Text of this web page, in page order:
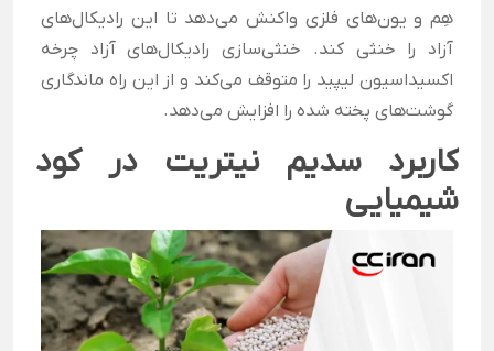
هِم و یون‌های فلزی واکنش می‌دهد تا این رادیکال‌های
آزاد را خنثی کند. خنثی‌سازی رادیکال‌های آزاد چرخه
اکسیداسیون لیپید را متوقف می‌کند و از این راه ماندگاری
گوشت‌های پخته شده را افزایش می‌دهد.
کاربرد سدیم نیتریت در کود
شیمیایی